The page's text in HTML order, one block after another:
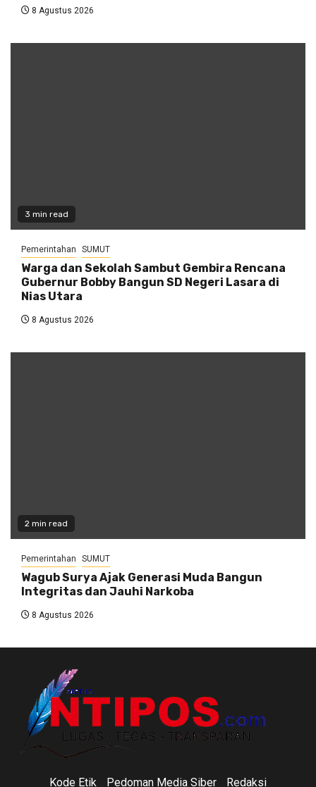
8 Agustus 2026
3 min read
Pemerintahan SUMUT
Warga dan Sekolah Sambut Gembira Rencana
Gubernur Bobby Bangun SD Negeri Lasara di
Nias Utara
8 Agustus 2026
2 min read
Pemerintahan SUMUT
Wagub Surya Ajak Generasi Muda Bangun
Integritas dan Jauhi Narkoba
8 Agustus 2026
Kode Etik Pedoman Media Siber Redaksi